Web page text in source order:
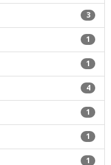
3
1
1
4
1
1
1